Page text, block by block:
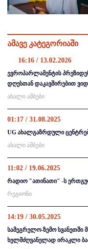
ამავე კატეგორიაში
16:16 / 13.02.2026
ევროპარლამენტის
დღესთან დაკავშირებით
ახალი ამბები
01:17 / 31.08.2025
UG ახალგაზრდული
ახალი ამბები
11:02 / 19.06.2025
რადიო "ათინათი" -ს
რეგიონი
14:19 / 30.05.2025
სამეგრელო-ზემო სვანეთში
ხელმძღვანელად ირაკლი